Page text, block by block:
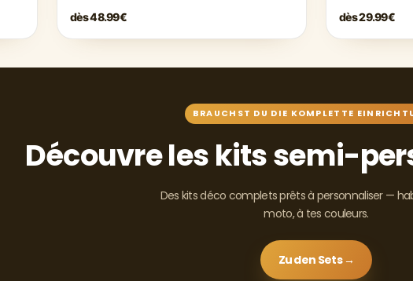
dès48.99€ dès29.99€
BRAUCHST DU DIE KOMPLETTE
Découvre les kits semi-
Des kits déco complets prêts à personnaliser —
moto, à tes couleurs.
Zu den Sets →